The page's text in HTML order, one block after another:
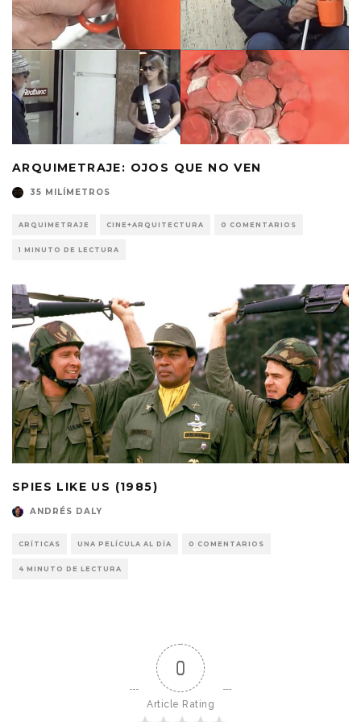
ARQUIMETRAJE: OJOS QUE NO VEN
35 MILÍMETROS
ARQUIMETRAJE CINE+ARQUITECTURA 0 COMENTARIOS
1 MINUTO DE LECTURA
SPIES LIKE US (1985)
ANDRÉS DALY
CRÍTICAS UNA PELÍCULA AL DÍA 0 COMENTARIOS
4 MINUTO DE LECTURA
0
Article Rating